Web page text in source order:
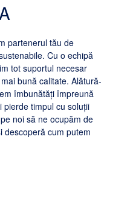
partenerul tău de
Cu o echipă
tot suportul necesar
bună calitate. Alătură-
îmbunătăți împreună
timpul cu soluții
noi să ne ocupăm de
descoperă cum putem